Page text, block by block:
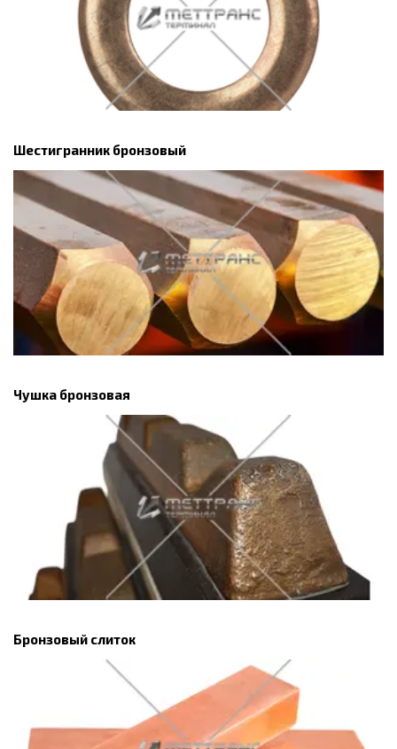
Шестигранник бронзовый
Чушка бронзовая
Бронзовый слиток